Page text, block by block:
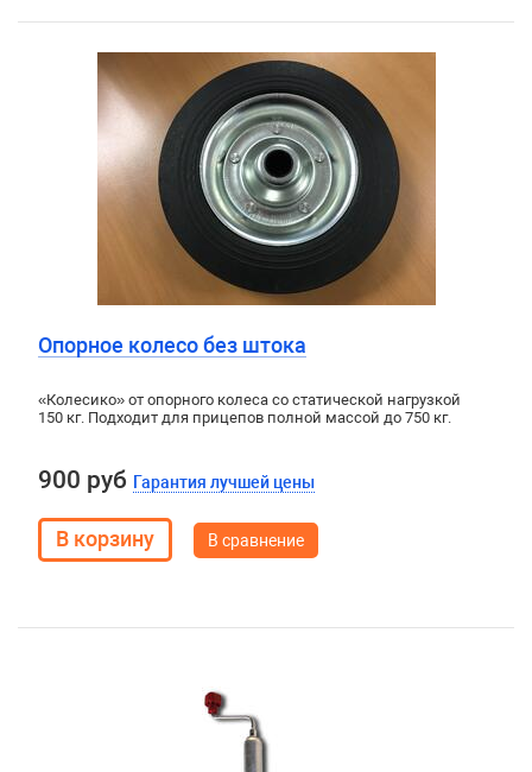
Опорное колесо без штока
«Колесико» от опорного колеса со статической нагрузкой
150 кг. Подходит для прицепов полной массой до 750 кг.
900 руб Гарантия лучшей цены
В сравнение